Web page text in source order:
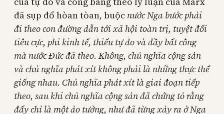
đã sụp đổ hòan tòan, buộc nước Nga bước phải
đi theo con đường dẫn tới xã hội toàn trị, tuyệt đối
tiêu cực, phi kinh tế, thiếu tự do và đầy bất công
mà nước Đức đã theo. Không, chủ nghĩa cộng sản
và chủ nghĩa phát xít không phải là những thực thể
giống nhau. Chủ nghĩa phát xít là giai đoạn tiếp
theo, sau khi chủ nghĩa cộng sản đã chứng tỏ rằng
đấy chỉ là một ảo tưởng, như đã từng xảy ra ở Nga